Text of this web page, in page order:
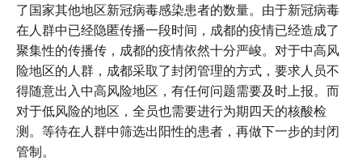
了国家其他地区新冠病毒感染患者的数量。由于新冠病毒
在人群中已经隐匿传播一段时间，成都的疫情已经造成了
聚集性的传播传，成都的疫情依然十分严峻。对于中高风
险地区的人群，成都采取了封闭管理的方式，要求人员不
得随意出入中高风险地区，有任何问题需要及时上报。而
对于低风险的地区，全员也需要进行为期四天的核酸检
测。等待在人群中筛选出阳性的患者，再做下一步的封闭
管制。